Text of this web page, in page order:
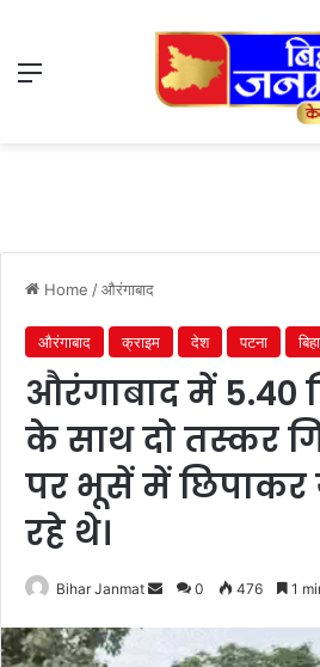
Home /औरंगाबाद
औरंगाबाद क्राइम देश पटना
औरंगाबाद में 5.40
के साथ दो तस्कर
पर भूसें में छिपाकर
रहे थे।
Bihar Janmat 0 476 1